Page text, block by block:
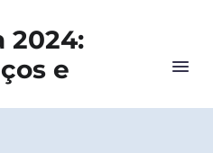
2024:
e